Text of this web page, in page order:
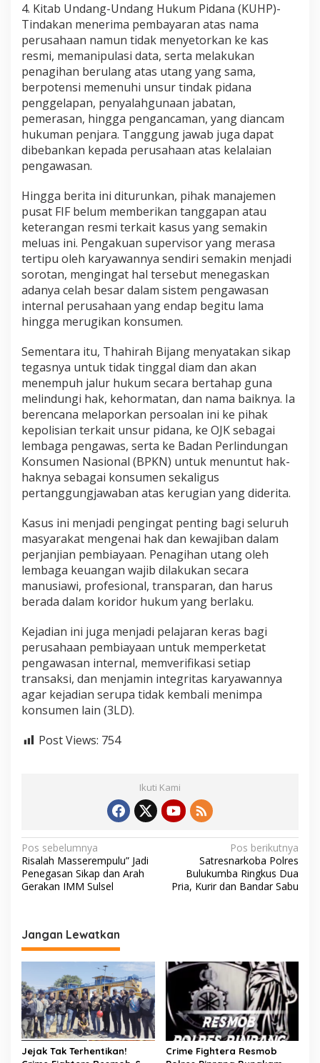
4. Kitab Undang-Undang Hukum Pidana (KUHP)-
Tindakan menerima pembayaran atas nama
perusahaan namun tidak menyetorkan ke kas
resmi, memanipulasi data, serta melakukan
penagihan berulang atas utang yang sama,
berpotensi memenuhi unsur tindak pidana
penggelapan, penyalahgunaan jabatan,
pemerasan, hingga pengancaman, yang diancam
hukuman penjara. Tanggung jawab juga dapat
dibebankan kepada perusahaan atas kelalaian
pengawasan.
Hingga berita ini diturunkan, pihak manajemen
pusat FIF belum memberikan tanggapan atau
keterangan resmi terkait kasus yang semakin
meluas ini. Pengakuan supervisor yang merasa
tertipu oleh karyawannya sendiri semakin menjadi
sorotan, mengingat hal tersebut menegaskan
adanya celah besar dalam sistem pengawasan
internal perusahaan yang endap begitu lama
hingga merugikan konsumen.
Sementara itu, Thahirah Bijang menyatakan sikap
tegasnya untuk tidak tinggal diam dan akan
menempuh jalur hukum secara bertahap guna
melindungi hak, kehormatan, dan nama baiknya. Ia
berencana melaporkan persoalan ini ke pihak
kepolisian terkait unsur pidana, ke OJK sebagai
lembaga pengawas, serta ke Badan Perlindungan
Konsumen Nasional (BPKN) untuk menuntut hak-
haknya sebagai konsumen sekaligus
pertanggungjawaban atas kerugian yang diderita.
Kasus ini menjadi pengingat penting bagi seluruh
masyarakat mengenai hak dan kewajiban dalam
perjanjian pembiayaan. Penagihan utang oleh
lembaga keuangan wajib dilakukan secara
manusiawi, profesional, transparan, dan harus
berada dalam koridor hukum yang berlaku.
Kejadian ini juga menjadi pelajaran keras bagi
perusahaan pembiayaan untuk memperketat
pengawasan internal, memverifikasi setiap
transaksi, dan menjamin integritas karyawannya
agar kejadian serupa tidak kembali menimpa
konsumen lain (3LD).
Post Views: 754
Ikuti Kami
N
a
v
g
a
i
p
o
s
Pos sebelumnya
Risalah Masserempulu” Jadi
Penegasan Sikap dan Arah
Gerakan IMM Sulsel
Pos berikutnya
Satresnarkoba Polres
Bulukumba Ringkus Dua
Pria, Kurir dan Bandar Sabu
Jangan Lewatkan
Jejak Tak Terhentikan!
Crime Fightera Resmob